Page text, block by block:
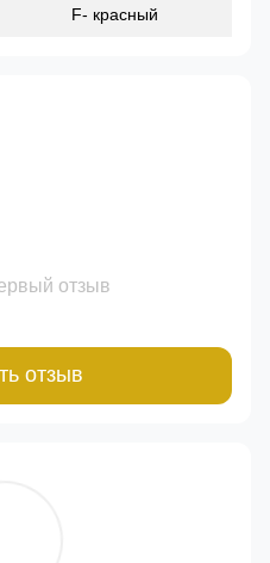
F- красный
отзыв
отзыв